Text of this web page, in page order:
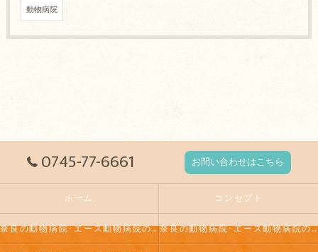
動物病院
0745-77-6661 お問い合わせはこちら
ホーム コンセプト
奈良の動物病院･エース動物病院の口コミ情報 奈良の動物病院･エース動物病院の評判